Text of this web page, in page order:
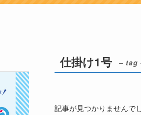
仕掛け1号 – tag
記事が見つかりませんでし